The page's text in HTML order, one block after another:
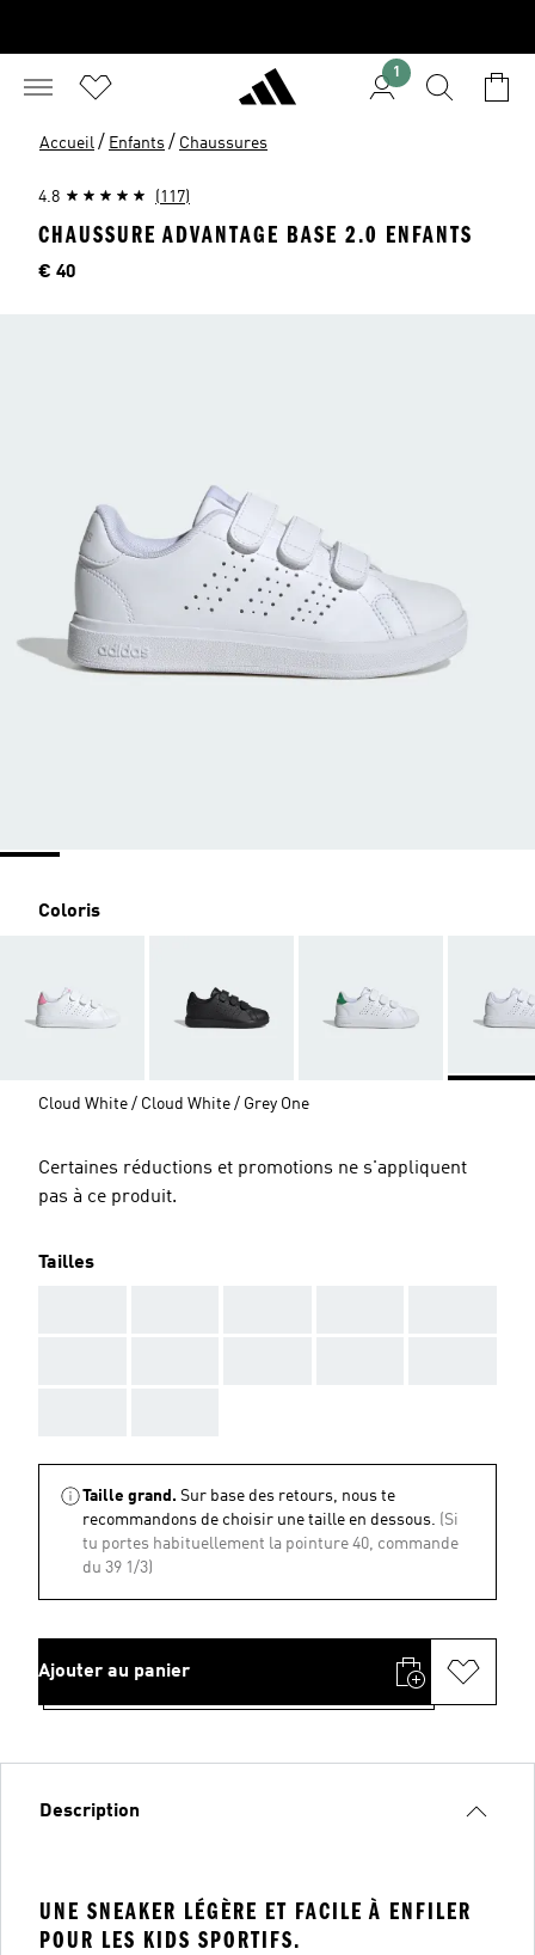
1
Accueil / Enfants / Chaussures
4.8 (117)
CHAUSSURE ADVANTAGE BASE 2.0 ENFANTS
Price
€ 40
Coloris
Cloud White / Cloud White / Grey One
Certaines réductions et promotions ne s'appliquent
pas à ce produit.
Tailles
Taille grand. Sur base des retours, nous te
recommandons de choisir une taille en dessous. (Si
tu portes habituellement la pointure 40, commande
du 39 1/3)
Ajouter au panier
Description
UNE SNEAKER LÉGÈRE ET FACILE À ENFILER
POUR LES KIDS SPORTIFS.